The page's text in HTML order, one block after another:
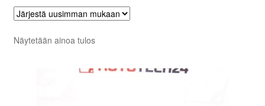
Tilini
Valitukset
Näytetään ainoa tulos